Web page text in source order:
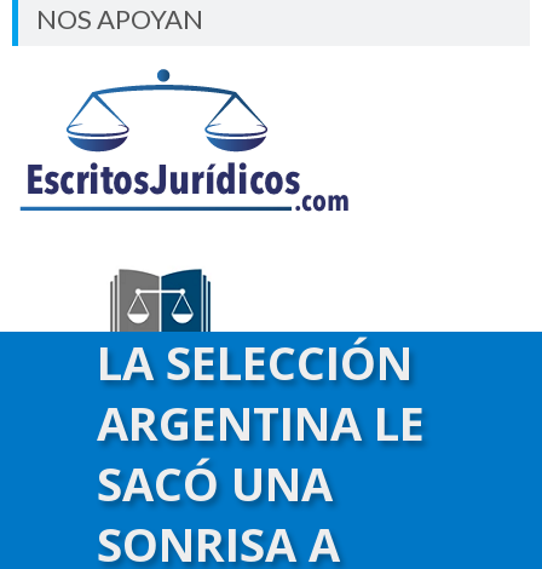
NOS APOYAN
LA SELECCIÓN
ARGENTINA LE
SACÓ UNA
SONRISA A